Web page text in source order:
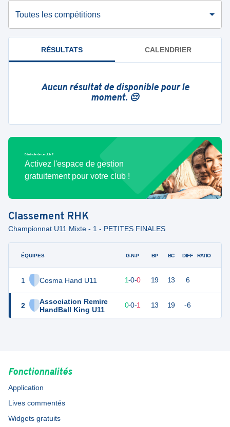
Toutes les compétitions
RÉSULTATS CALENDRIER
Aucun résultat de disponible pour le
moment. 😔
Bénévole de ce club ?
Activez l'espace de gestion
gratuitement pour votre club !
Classement RHK
Championnat U11 Mixte - 1 - PETITES FINALES
ÉQUIPES
1 Cosma Hand U11
2
Association Remire
HandBall King U11
G-N-P BP BC DIFF RATIO
4 1-0-0 19 13 6
1 0-0-1 13 19 -6
Fonctionnalités
Application
Lives commentés
Widgets gratuits